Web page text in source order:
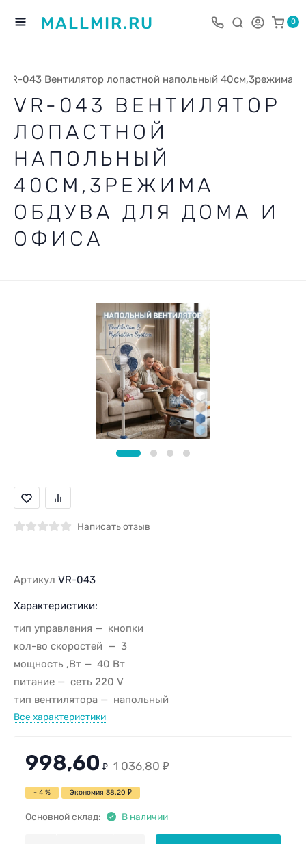
MALLMIR.RU 0
VR-043 Вентилятор лопастной напольный 40см,3режима
VR-043 ВЕНТИЛЯТОР
ЛОПАСТНОЙ
НАПОЛЬНЫЙ
40СМ,3РЕЖИМА
ОБДУВА ДЛЯ ДОМА И
ОФИСА
Написать отзыв
Артикул VR-043
Характеристики:
тип управления
кнопки
кол-во скоростей
3
мощность ,Вт
40 Вт
питание
сеть 220 V
тип вентилятора
напольный
Все характеристики
998,60 ₽ 1 036,80 ₽
- 4 % Экономия 38,20 ₽
Основной склад: В наличии